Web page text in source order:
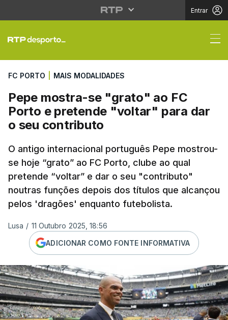
Entrar
Pepe mostra-se
FC PORTO MAIS MODALIDADES
Pepe mostra-se "grato" ao FC
Porto e pretende "voltar" para dar
o seu contributo
O antigo internacional português Pepe mostrou-
se hoje “grato” ao FC Porto, clube ao qual
pretende “voltar” e dar o seu "contributo"
noutras funções depois dos títulos que alcançou
pelos 'dragões' enquanto futebolista.
Lusa / 11 Outubro 2025, 18:56
ADICIONAR COMO FONTE INFORMATIVA